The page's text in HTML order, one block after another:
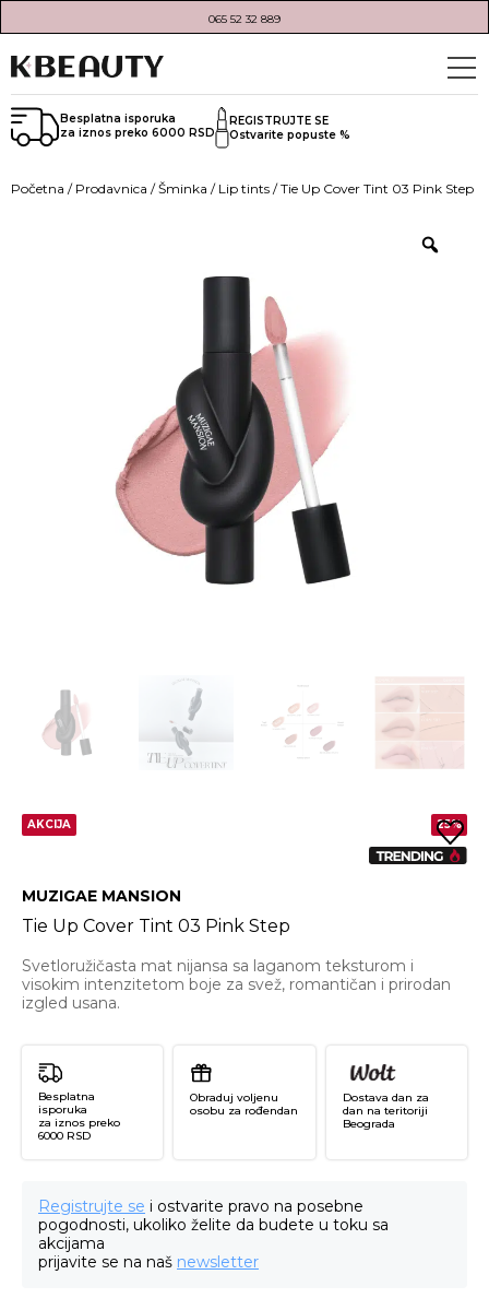
065 52 32 889
Besplatna isporuka
za iznos preko 6000 RSD
REGISTRUJTE SE
Ostvarite popuste %
Početna / Prodavnica /Šminka / Lip tints / Tie Up Cover Tint 03 Pink Step
AKCIJA 25%
MUZIGAE MANSION
Tie Up Cover Tint 03 Pink Step
Svetloružičasta mat nijansa sa laganom teksturom i
visokim intenzitetom boje za svež, romantičan i prirodan
izgled usana.
Besplatna
isporuka
za iznos preko
6000 RSD
Obraduj voljenu
osobu za rođendan
Dostava dan za
dan na teritoriji
Beograda
Registrujte se i ostvarite pravo na posebne
pogodnosti, ukoliko želite da budete u toku sa
akcijama
prijavite se na naš newsletter